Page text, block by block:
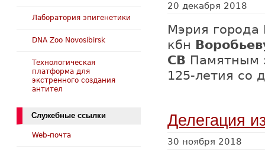
20 декабря 2018
Мэрия города
кбн
СВ Памятным
125-летия со
Делегация
30 ноября 2018
Лаборатория эпигенетики
DNA Zoo Novosibirsk
Технологическая
платформа для
экстренного создания
антител
Служебные ссылки
Web-почта